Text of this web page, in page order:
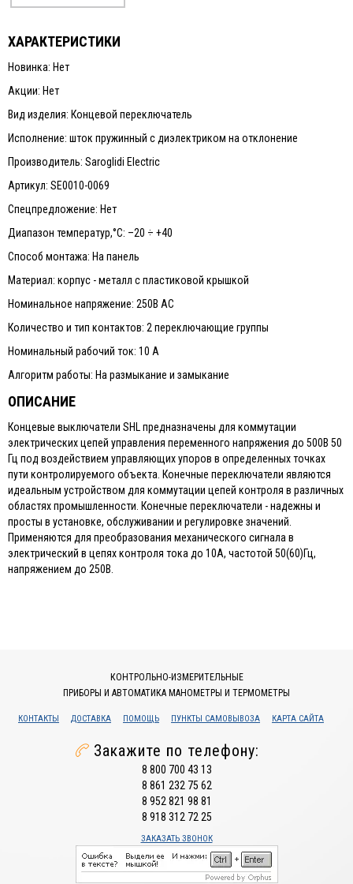
ХАРАКТЕРИСТИКИ
Новинка: Нет
Акции: Нет
Вид изделия: Концевой переключатель
Исполнение: шток пружинный с диэлектриком на отклонение
Производитель: Saroglidi Electric
Артикул: SE0010-0069
Спецпредложение: Нет
Диапазон температур,°С: –20 ÷ +40
Способ монтажа: На панель
Материал: корпус - металл с пластиковой крышкой
Номинальное напряжение: 250В АС
Количество и тип контактов: 2 переключающие группы
Номинальный рабочий ток: 10 A
Алгоритм работы: На размыкание и замыкание
ОПИСАНИЕ
Концевые выключатели SHL предназначены для коммутации
электрических цепей управления переменного напряжения до 500В 50
Гц под воздействием управляющих упоров в определенных точках
пути контролируемого объекта. Конечные переключатели являются
идеальным устройством для коммутации цепей контроля в различных
областях промышленности. Конечные переключатели - надежны и
просты в установке, обслуживании и регулировке значений.
Применяются для преобразования механического сигнала в
электрический в цепях контроля тока до 10А, частотой 50(60)Гц,
напряжением до 250В.
КОНТРОЛЬНО-ИЗМЕРИТЕЛЬНЫЕ
ПРИБОРЫ И АВТОМАТИКА МАНОМЕТРЫ И ТЕРМОМЕТРЫ
КОНТАКТЫ ДОСТАВКА ПОМОЩЬ ПУНКТЫ САМОВЫВОЗА КАРТА САЙТА
Закажите по телефону:
8 800 700 43 13
8 861 232 75 62
8 952 821 98 81
8 918 312 72 25
ЗАКАЗАТЬ ЗВОНОК